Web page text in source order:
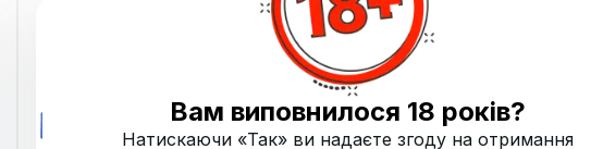
Вам виповнилося 18 років?
Натискаючи «Так» ви надаєте згоду на отримання